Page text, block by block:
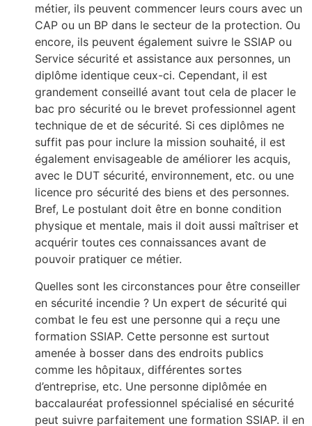
métier, ils peuvent commencer leurs cours avec un
CAP ou un BP dans le secteur de la protection. Ou
encore, ils peuvent également suivre le SSIAP ou
Service sécurité et assistance aux personnes, un
diplôme identique ceux-ci. Cependant, il est
grandement conseillé avant tout cela de placer le
bac pro sécurité ou le brevet professionnel agent
technique de et de sécurité. Si ces diplômes ne
suffit pas pour inclure la mission souhaité, il est
également envisageable de améliorer les acquis,
avec le DUT sécurité, environnement, etc. ou une
licence pro sécurité des biens et des personnes.
Bref, Le postulant doit être en bonne condition
physique et mentale, mais il doit aussi maîtriser et
acquérir toutes ces connaissances avant de
pouvoir pratiquer ce métier.
Quelles sont les circonstances pour être conseiller
en sécurité incendie ? Un expert de sécurité qui
combat le feu est une personne qui a reçu une
formation SSIAP. Cette personne est surtout
amenée à bosser dans des endroits publics
comme les hôpitaux, différentes sortes
d’entreprise, etc. Une personne diplômée en
baccalauréat professionnel spécialisé en sécurité
peut suivre parfaitement une formation SSIAP. il en